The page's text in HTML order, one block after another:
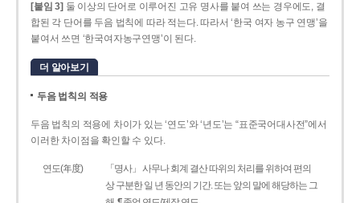
[붙임 3] 둘 이상의 단어로 이루어진 고유 명사를 붙여 쓰는 경우에도, 결
합된 각 단어를 두음 법칙에 따라 적는다. 따라서 ‘한국 여자 농구 연맹’을
붙여서 쓰면 ‘한국여자농구연맹’이 된다.
더 알아보기
두음 법칙의 적용
두음 법칙의 적용에 차이가 있는 ‘연도’와 ‘년도’는 “표준국어대사전”에서
이러한 차이점을 확인할 수 있다.
연도(年度)
「명사」 사무나 회계 결산 따위의 처리를 위하여 편의
상 구분한 일 년 동안의 기간. 또는 앞의 말에 해당하는 그